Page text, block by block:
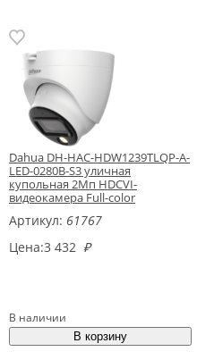
Dahua DH-HAC-HDW1239TLQP-A-
LED-0280B-S3 уличная
купольная 2Мп HDCVI-
видеокамера Full-color
Артикул: 61767
Цена:3 432 ₽
В наличии